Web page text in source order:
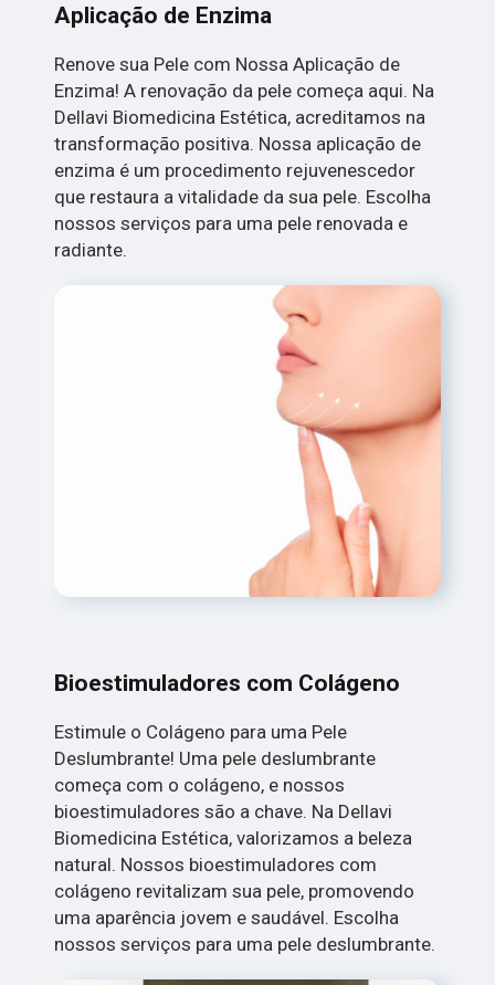
Aplicação de Enzima
Renove sua Pele com Nossa Aplicação de
Enzima! A renovação da pele começa aqui. Na
Dellavi Biomedicina Estética, acreditamos na
transformação positiva. Nossa aplicação de
enzima é um procedimento rejuvenescedor
que restaura a vitalidade da sua pele. Escolha
nossos serviços para uma pele renovada e
radiante.
Bioestimuladores com Colágeno
Estimule o Colágeno para uma Pele
Deslumbrante! Uma pele deslumbrante
começa com o colágeno, e nossos
bioestimuladores são a chave. Na Dellavi
Biomedicina Estética, valorizamos a beleza
natural. Nossos bioestimuladores com
colágeno revitalizam sua pele, promovendo
uma aparência jovem e saudável. Escolha
nossos serviços para uma pele deslumbrante.